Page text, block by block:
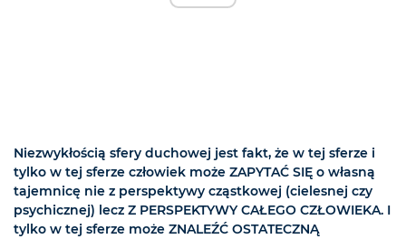
Niezwykłością sfery duchowej jest fakt, że w tej sferze i
tylko w tej sferze człowiek może ZAPYTAĆ SIĘ o własną
tajemnicę nie z perspektywy cząstkowej (cielesnej czy
psychicznej) lecz Z PERSPEKTYWY CAŁEGO CZŁOWIEKA. I
tylko w tej sferze może ZNALEŹĆ OSTATECZNĄ